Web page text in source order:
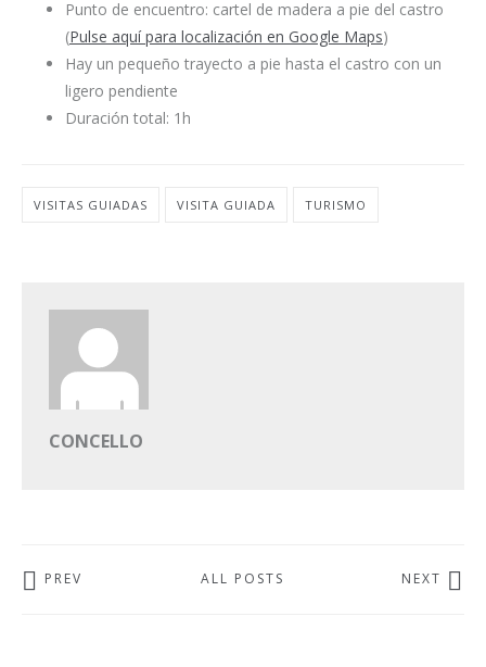
Punto de encuentro: cartel de madera a pie del castro
(Pulse aquí para localización en Google Maps)
Hay un pequeño trayecto a pie hasta el castro con un
ligero pendiente
Duración total: 1h
VISITAS GUIADAS VISITA GUIADA TURISMO
CONCELLO
PREV ALL POSTS NEXT